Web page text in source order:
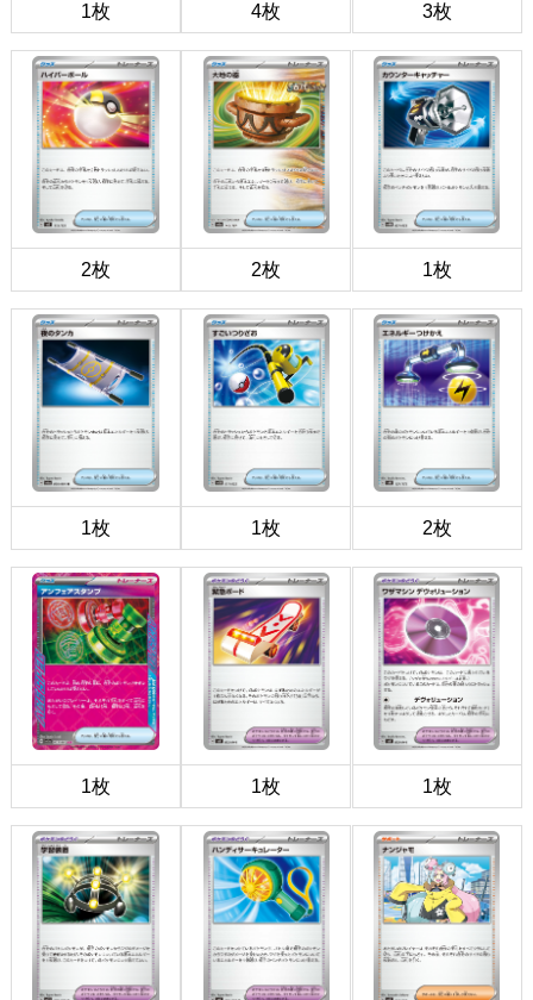
1枚 4枚 3枚
2枚 2枚 1枚
1枚 1枚 2枚
1枚 1枚 1枚